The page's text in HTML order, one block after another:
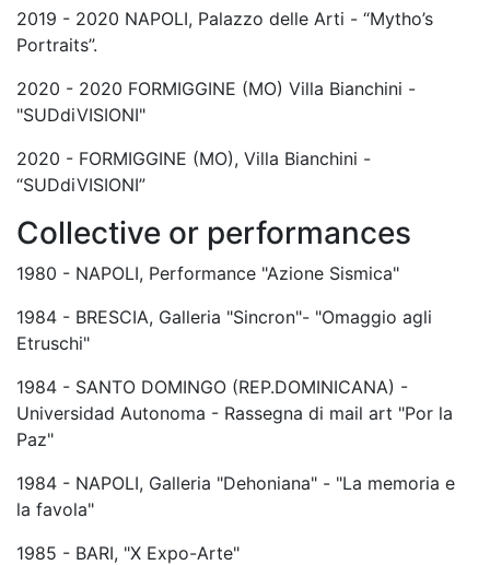
2019 - 2020 NAPOLI, Palazzo delle Arti - “Mytho’s
Portraits”.
2020 - 2020 FORMIGGINE (MO) Villa Bianchini -
"SUDdiVISIONI"
2020 - FORMIGGINE (MO), Villa Bianchini -
“SUDdiVISIONI”
Collective or performances
1980 - NAPOLI, Performance "Azione Sismica"
1984 - BRESCIA, Galleria "Sincron"- "Omaggio agli
Etruschi"
1984 - SANTO DOMINGO (REP.DOMINICANA) -
Universidad Autonoma - Rassegna di mail art "Por la
Paz"
1984 - NAPOLI, Galleria "Dehoniana" - "La memoria e
la favola"
1985 - BARI, "X Expo-Arte"